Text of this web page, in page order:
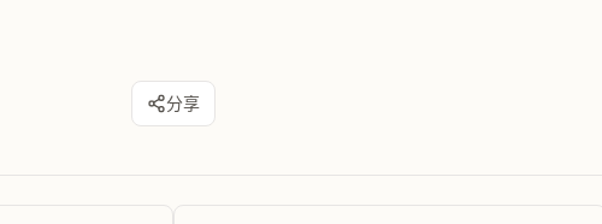
分享